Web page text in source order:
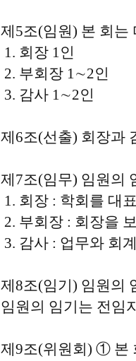
제5조(임원) 본 회는
1. 회장 1인
2. 부회장 1∼2인
3. 감사 1∼2인
제6조(선출) 회장과
제7조(임무) 임원의
1. 회장 : 학회를 대
2. 부회장 : 회장을
3. 감사 : 업무와 회
제8조(임기) 임원의
임원의 임기는 전임
제9조(위원회) ① 본